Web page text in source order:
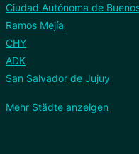
Ciudad Autónoma de
Ramos Mejía
CHY
ADK
San Salvador de Jujuy
Mehr Städte anzeigen